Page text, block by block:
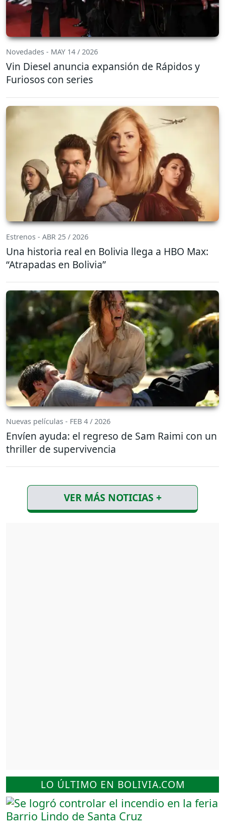
Novedades - MAY 14 / 2026
Vin Diesel anuncia expansión de Rápidos y
Furiosos con series
Estrenos - ABR 25 / 2026
Una historia real en Bolivia llega a HBO Max:
“Atrapadas en Bolivia”
Nuevas películas - FEB 4 / 2026
Envíen ayuda: el regreso de Sam Raimi con un
thriller de supervivencia
VER MÁS NOTICIAS +
LO ÚLTIMO EN BOLIVIA.COM